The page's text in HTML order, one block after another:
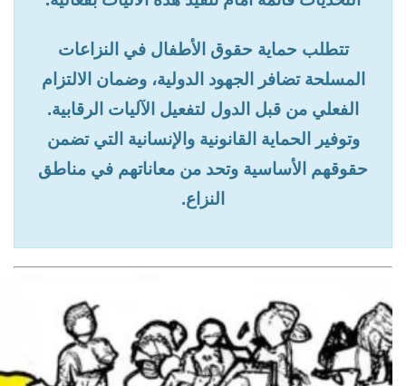
تتطلب حماية حقوق الأطفال في النزاعات
المسلحة تضافر الجهود الدولية، وضمان الالتزام
الفعلي من قبل الدول لتفعيل الآليات الرقابية.
وتوفير الحماية القانونية والإنسانية التي تضمن
حقوقهم الأساسية وتحد من معاناتهم في مناطق
النزاع.